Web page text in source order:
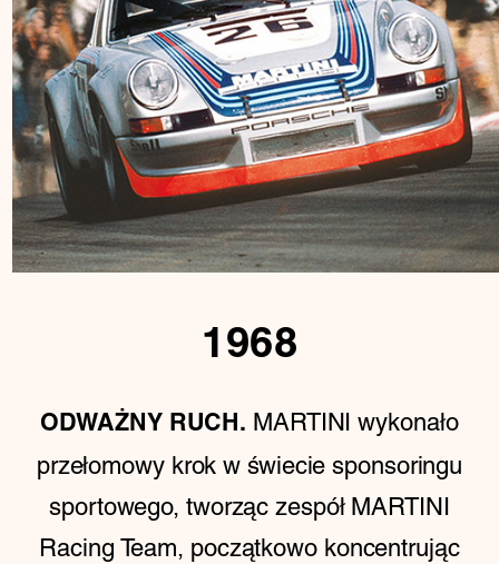
1968
ODWAŻNY RUCH. MARTINI wykonało
przełomowy krok w świecie sponsoringu
sportowego, tworząc zespół MARTINI
Racing Team, początkowo koncentrując